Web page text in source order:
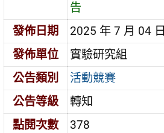
告
發佈日期
2025 年 7 月 04 日
發佈單位
實驗研究組
公告類別
活動競賽
公告等級
轉知
點閱次數
378